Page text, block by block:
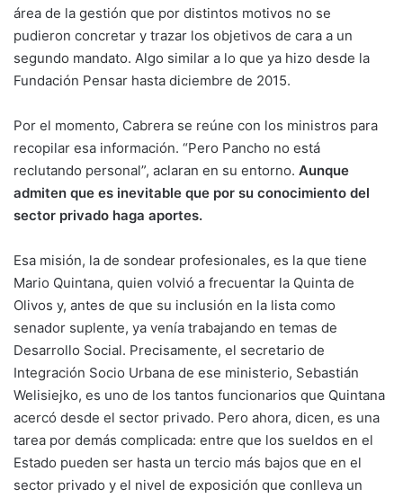
área de la gestión que por distintos motivos no se
pudieron concretar y trazar los objetivos de cara a un
segundo mandato. Algo similar a lo que ya hizo desde la
Fundación Pensar hasta diciembre de 2015.
Por el momento, Cabrera se reúne con los ministros para
recopilar esa información. “Pero Pancho no está
reclutando personal”, aclaran en su entorno. Aunque
admiten que es inevitable que por su conocimiento del
sector privado haga aportes.
Esa misión, la de sondear profesionales, es la que tiene
Mario Quintana, quien volvió a frecuentar la Quinta de
Olivos y, antes de que su inclusión en la lista como
senador suplente, ya venía trabajando en temas de
Desarrollo Social. Precisamente, el secretario de
Integración Socio Urbana de ese ministerio, Sebastián
Welisiejko, es uno de los tantos funcionarios que Quintana
acercó desde el sector privado. Pero ahora, dicen, es una
tarea por demás complicada: entre que los sueldos en el
Estado pueden ser hasta un tercio más bajos que en el
sector privado y el nivel de exposición que conlleva un